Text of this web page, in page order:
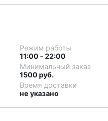
Режим работы
11:00 - 22:00
Минимальный заказ
1500 руб.
Время доставки
не указано